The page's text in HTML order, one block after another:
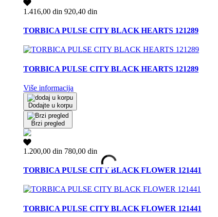
1.416,00 din 920,40 din
TORBICA PULSE CITY BLACK HEARTS 121289
TORBICA PULSE CITY BLACK HEARTS 121289
Više informacija
Dodajte u korpu
Brzi pregled
1.200,00 din 780,00 din
TORBICA PULSE CITY BLACK FLOWER 121441
TORBICA PULSE CITY BLACK FLOWER 121441